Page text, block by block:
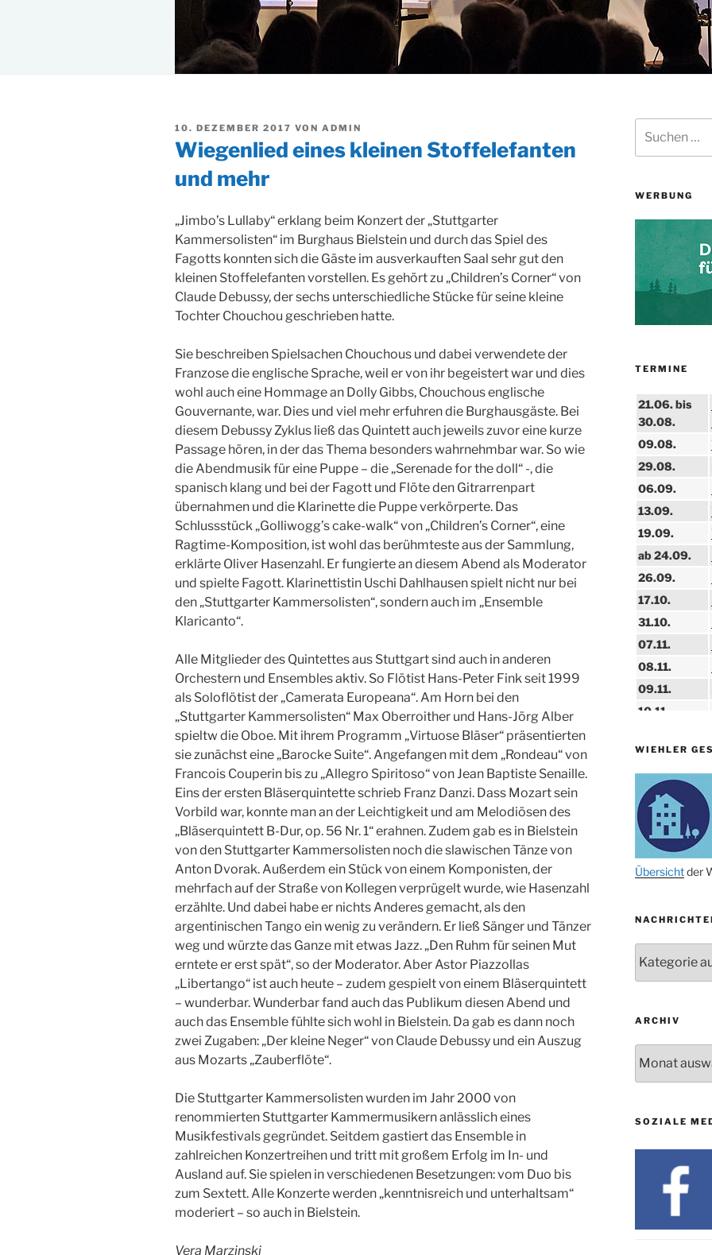
VERÖFFENTLICHT
AM
10. DEZEMBER 2017 VON ADMIN
Wiegenlied eines kleinen Stoffelefanten
und mehr
„Jimbo’s Lullaby“ erklang beim Konzert der „Stuttgarter
Kammersolisten“ im Burghaus Bielstein und durch das Spiel des
Fagotts konnten sich die Gäste im ausverkauften Saal sehr gut den
kleinen Stoffelefanten vorstellen. Es gehört zu „Children’s Corner“ von
Claude Debussy, der sechs unterschiedliche Stücke für seine kleine
Tochter Chouchou geschrieben hatte.
Sie beschreiben Spielsachen Chouchous und dabei verwendete der
Franzose die englische Sprache, weil er von ihr begeistert war und dies
wohl auch eine Hommage an Dolly Gibbs, Chouchous englische
Gouvernante, war. Dies und viel mehr erfuhren die Burghausgäste. Bei
diesem Debussy Zyklus ließ das Quintett auch jeweils zuvor eine kurze
Passage hören, in der das Thema besonders wahrnehmbar war. So wie
die Abendmusik für eine Puppe – die „Serenade for the doll“ -, die
spanisch klang und bei der Fagott und Flöte den Gitrarrenpart
übernahmen und die Klarinette die Puppe verkörperte. Das
Schlussstück „Golliwogg’s cake-walk“ von „Children’s Corner“, eine
Ragtime-Komposition, ist wohl das berühmteste aus der Sammlung,
erklärte Oliver Hasenzahl. Er fungierte an diesem Abend als Moderator
und spielte Fagott. Klarinettistin Uschi Dahlhausen spielt nicht nur bei
den „Stuttgarter Kammersolisten“, sondern auch im „Ensemble
Klaricanto“.
Alle Mitglieder des Quintettes aus Stuttgart sind auch in anderen
Orchestern und Ensembles aktiv. So Flötist Hans-Peter Fink seit 1999
als Soloflötist der „Camerata Europeana“. Am Horn bei den
„Stuttgarter Kammersolisten“ Max Oberroither und Hans-Jörg Alber
spieltw die Oboe. Mit ihrem Programm „Virtuose Bläser“ präsentierten
sie zunächst eine „Barocke Suite“. Angefangen mit dem „Rondeau“ von
Francois Couperin bis zu „Allegro Spiritoso“ von Jean Baptiste Senaille.
Eins der ersten Bläserquintette schrieb Franz Danzi. Dass Mozart sein
Vorbild war, konnte man an der Leichtigkeit und am Melodiösen des
„Bläserquintett B-Dur, op. 56 Nr. 1“ erahnen. Zudem gab es in Bielstein
von den Stuttgarter Kammersolisten noch die slawischen Tänze von
Anton Dvorak. Außerdem ein Stück von einem Komponisten, der
mehrfach auf der Straße von Kollegen verprügelt wurde, wie Hasenzahl
erzählte. Und dabei habe er nichts Anderes gemacht, als den
argentinischen Tango ein wenig zu verändern. Er ließ Sänger und Tänzer
weg und würzte das Ganze mit etwas Jazz. „Den Ruhm für seinen Mut
erntete er erst spät“, so der Moderator. Aber Astor Piazzollas
„Libertango“ ist auch heute – zudem gespielt von einem Bläserquintett
– wunderbar. Wunderbar fand auch das Publikum diesen Abend und
auch das Ensemble fühlte sich wohl in Bielstein. Da gab es dann noch
zwei Zugaben: „Der kleine Neger“ von Claude Debussy und ein Auszug
aus Mozarts „Zauberflöte“.
Die Stuttgarter Kammersolisten wurden im Jahr 2000 von
renommierten Stuttgarter Kammermusikern anlässlich eines
Musikfestivals gegründet. Seitdem gastiert das Ensemble in
zahlreichen Konzertreihen und tritt mit großem Erfolg im In- und
Ausland auf. Sie spielen in verschiedenen Besetzungen: vom Duo bis
zum Sextett. Alle Konzerte werden „kenntnisreich und unterhaltsam“
moderiert – so auch in Bielstein.
Vera Marzinski
nach:
WERBUNG
TERMINE
21.06. bis
30.08.
09.08.
29.08.
06.09.
13.09.
19.09.
ab 24.09.
26.09.
17.10.
31.10.
07.11.
08.11.
09.11.
10.11.
14.11.
15.11.
15.11.
27.11.
29.11.
06.12.
24.09. bis
10.12.
WIEHLER
Übersichtder
ARCHIV
SOZIALE